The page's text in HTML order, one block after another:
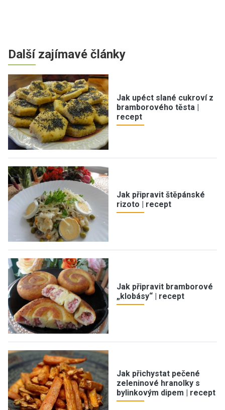
Další zajímavé články
Jak upéct slané cukroví z
bramborového těsta |
recept
Jak připravit štěpánské
rizoto | recept
Jak připravit bramborové
„klobásy“ | recept
Jak přichystat pečené
zeleninové hranolky s
bylinkovým dipem | recept